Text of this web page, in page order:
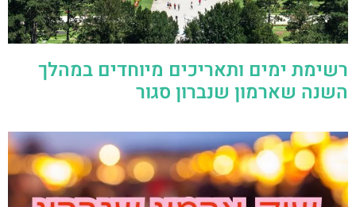
רשימת ימים ותאריכים מיוחדים במהלך
השנה שארמון שנברון סגור